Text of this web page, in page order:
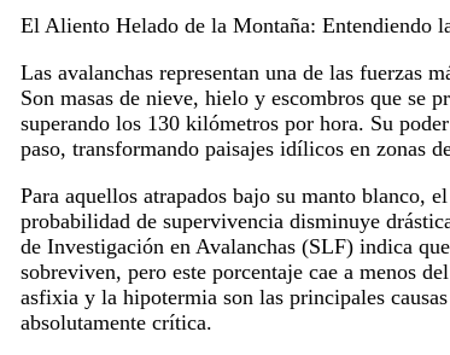
El Aliento Helado de la Montaña: Entendiendo
Las avalanchas representan una de las fuerzas
Son masas de nieve, hielo y escombros que se
superando los 130 kilómetros por hora. Su
paso, transformando paisajes idílicos en zonas
Para aquellos atrapados bajo su manto blanco,
probabilidad de supervivencia disminuye
de Investigación en Avalanchas (SLF) indica
sobreviven, pero este porcentaje cae a menos
asfixia y la hipotermia son las principales
absolutamente crítica.